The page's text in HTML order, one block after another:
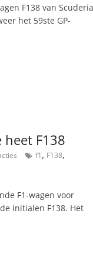
F138 van Scuderia
het 59ste GP-
heet F138
f1, F138,
F1-wagen voor
initialen F138. Het